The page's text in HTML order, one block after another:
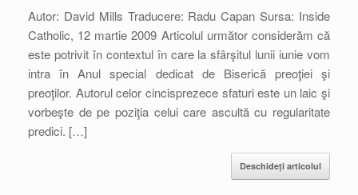
Autor: David Mills Traducere: Radu Capan Sursa: Inside
Catholic, 12 martie 2009 Articolul următor considerăm că
este potrivit în contextul în care la sfârşitul lunii iunie vom
intra în Anul special dedicat de Biserică preoţiei şi
preoţilor. Autorul celor cincisprezece sfaturi este un laic şi
vorbeşte de pe poziţia celui care ascultă cu regularitate
predici. […]
Deschideți articolul